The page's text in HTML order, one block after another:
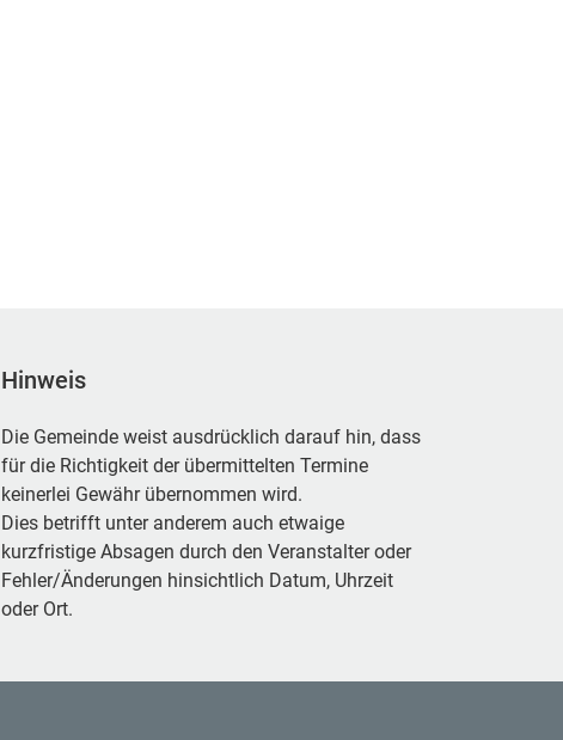
Hinweis
Die Gemeinde weist ausdrücklich darauf hin, dass
für die Richtigkeit der übermittelten Termine
keinerlei Gewähr übernommen wird.
Dies betrifft unter anderem auch etwaige
kurzfristige Absagen durch den Veranstalter oder
Fehler/Änderungen hinsichtlich Datum, Uhrzeit
oder Ort.